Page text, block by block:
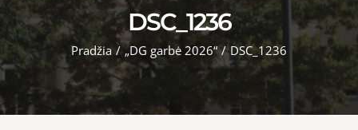
DSC_1236
Pradžia / „DG garbė 2026“ / DSC_1236